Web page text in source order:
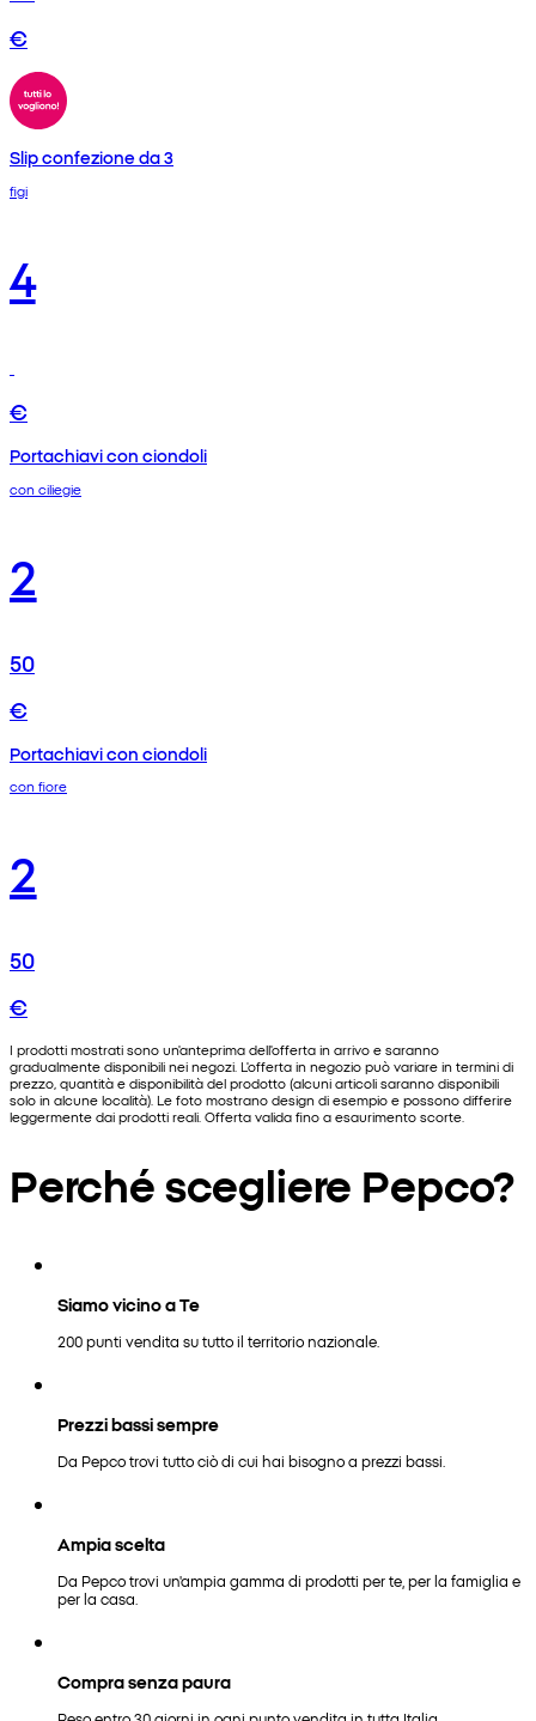
€
Slip confezione da 3
figi
4
€
Portachiavi con ciondoli
con ciliegie
2
50
€
Portachiavi con ciondoli
con fiore
2
50
€
I prodotti mostrati sono un'anteprima dell'offerta in arrivo e saranno
gradualmente disponibili nei negozi. L'offerta in negozio può variare in termini di
prezzo, quantità e disponibilità del prodotto (alcuni articoli saranno disponibili
solo in alcune località). Le foto mostrano design di esempio e possono differire
leggermente dai prodotti reali. Offerta valida fino a esaurimento scorte.
Perché scegliere Pepco?
Siamo vicino a Te
200 punti vendita su tutto il territorio nazionale.
Prezzi bassi sempre
Da Pepco trovi tutto ciò di cui hai bisogno a prezzi bassi.
Ampia scelta
Da Pepco trovi un'ampia gamma di prodotti per te, per la famiglia e
per la casa.
Compra senza paura